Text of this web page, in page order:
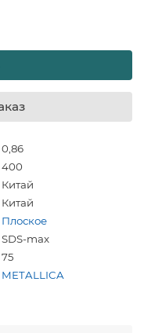
0,86
400
Китай
Китай
Плоское
SDS-max
75
METALLICA